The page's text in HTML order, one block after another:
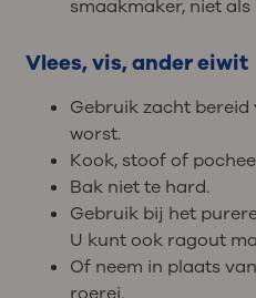
smaakmaker, niet
Vlees, vis, ander eiwit
Gebruik zacht bereid
worst.
Kook, stoof of
Bak niet te hard.
Gebruik bij het
U kunt ook ragout
Of neem in plaats